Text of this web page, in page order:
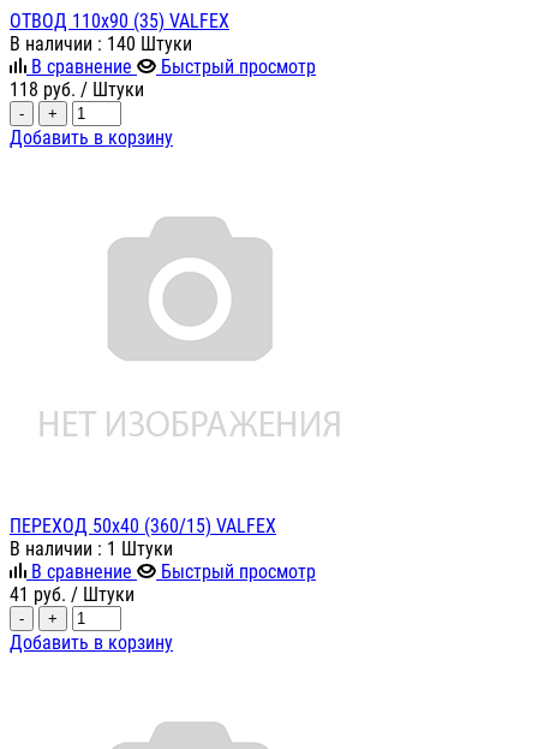
ОТВОД 110х90 (35) VALFEX
В наличии : 140 Штуки
В сравнение
Быстрый просмотр
118 руб. / Штуки
- +
Добавить в корзину
ПЕРЕХОД 50х40 (360/15) VALFEX
В наличии : 1 Штуки
В сравнение
Быстрый просмотр
41 руб. / Штуки
- +
Добавить в корзину